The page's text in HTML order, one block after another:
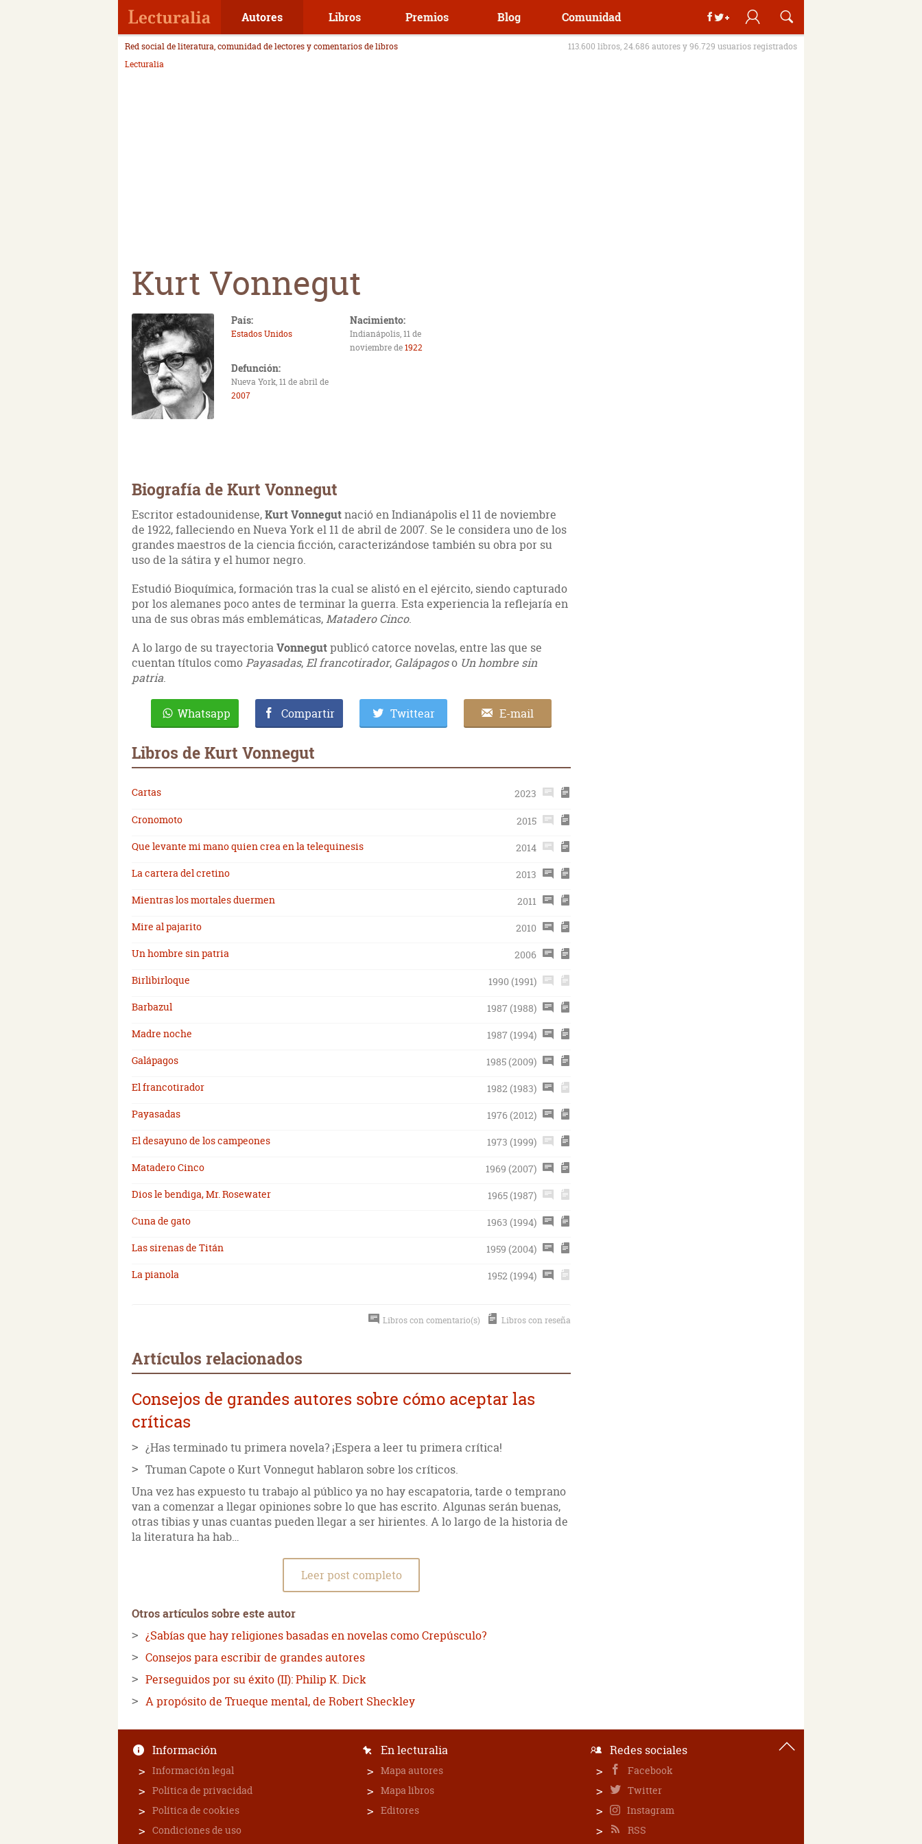
Autores Libros Premios Blog Comunidad
Red social de literatura, comunidad de lectores y comentarios de libros
113.600 libros, 24.686 autores y 96.729 usuarios registrados
Lecturalia
Kurt Vonnegut
País:
Estados Unidos
Nacimiento:
Indianápolis, 11 de
noviembre de1922
Defunción:
Nueva York, 11 de abril de
2007
Biografía de Kurt Vonnegut
Escritor estadounidense,Kurt Vonnegutnació en Indianápolis el 11 de noviembre
de 1922, falleciendo en Nueva York el 11 de abril de 2007. Se le considera uno de los
grandes maestros de la ciencia ficción, caracterizándose también su obra por su
uso de la sátira y el humor negro.
Estudió Bioquímica, formación tras la cual se alistó en el ejército, siendo capturado
por los alemanes poco antes de terminar la guerra. Esta experiencia la reflejaría en
una de sus obras más emblemáticas,Matadero Cinco.
A lo largo de su trayectoriaVonnegutpublicó catorce novelas, entre las que se
cuentan títulos comoPayasadas,El francotirador, Galápagoso Un hombre sin
patria.
Whatsapp Compartir Twittear E-mail
Libros de Kurt Vonnegut
Cartas
2023
Cronomoto
2015
Que levante mi mano quien crea en la telequinesis
2014
La cartera del cretino
2013
Mientras los mortales duermen
2011
Mire al pajarito
2010
Un hombre sin patria
2006
Birlibirloque
1990 (1991)
Barbazul
1987 (1988)
Madre noche
1987 (1994)
Galápagos
1985 (2009)
El francotirador
1982 (1983)
Payasadas
1976 (2012)
El desayuno de los campeones
1973 (1999)
Matadero Cinco
1969 (2007)
Dios le bendiga, Mr. Rosewater
1965 (1987)
Cuna de gato
1963 (1994)
Las sirenas de Titán
1959 (2004)
La pianola
1952 (1994)
Libros con comentario(s) Libros con reseña
Artículos relacionados
Consejos de grandes autores sobre cómo aceptar las
críticas
¿Has terminado tu primera novela? ¡Espera a leer tu primera crítica!
Truman Capote o Kurt Vonnegut hablaron sobre los críticos.
Una vez has expuesto tu trabajo al público ya no hay escapatoria, tarde o temprano
van a comenzar a llegar opiniones sobre lo que has escrito. Algunas serán buenas,
otras tibias y unas cuantas pueden llegar a ser hirientes. A lo largo de la historia de
la literatura ha hab…
Leer post completo
Otros artículos sobre este autor
¿Sabías que hay religiones basadas en novelas como Crepúsculo?
Consejos para escribir de grandes autores
Perseguidos por su éxito (II): Philip K. Dick
A propósito de Trueque mental, de Robert Sheckley
Información
Información legal
Política de privacidad
Política de cookies
Condiciones de uso
En lecturalia
Mapa autores
Mapa libros
Editores
Redes sociales
Facebook
Twitter
Instagram
RSS